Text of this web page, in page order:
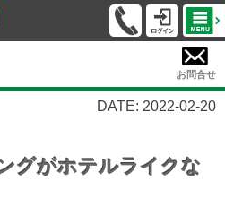
お問合せ
DATE: 2022-02-20
グがホテルライクな